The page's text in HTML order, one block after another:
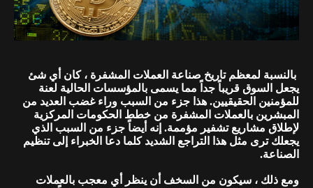
بالنسبة لمعظم تاريخ صناعة العملات المشفرة ، كان أي شئ
يجعل السوق قريباً جداً مما يسمى بالمؤسسات الحالية لعنة
للمؤمنين الحقيقيين. هذا جزء من السبب وراء غضب العديد من
المبشرين بالعملات المشفرة من خطط الحكومات المركزية
لإطلاق مشاريع تشفير مؤممة. إنه أيضاً جزء من السبب الذي
يجعلك ترى مثل هذا التراجع الشديد كلما دعا الخبراء إلى تنظيم
الصناعة.
ومع ذلك ، سيكون من السخف أن ينظر أي معجب بالعملات